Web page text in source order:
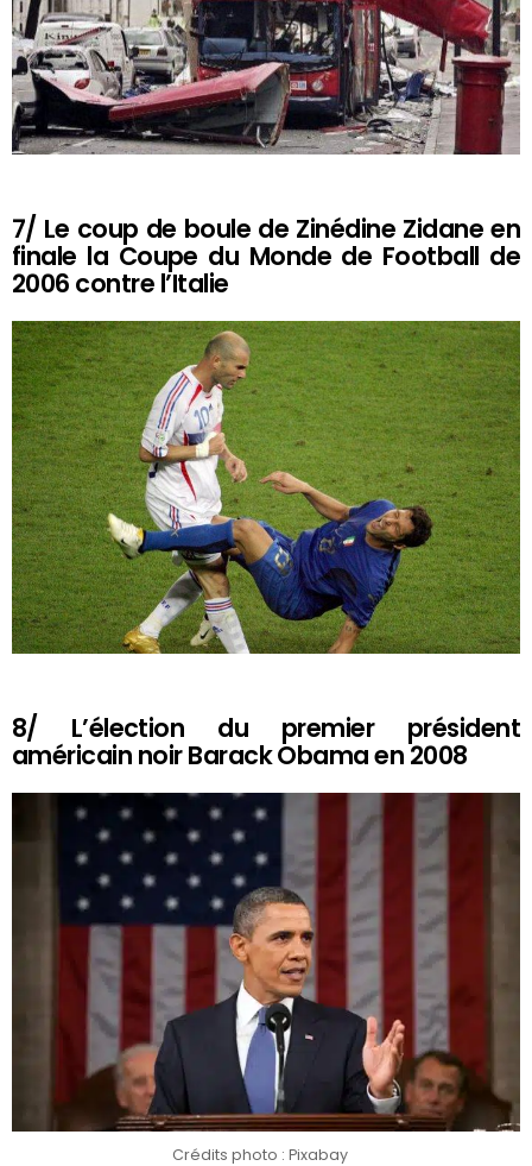
7/ Le coup de boule de Zinédine Zidane en
finale la Coupe du Monde de Football de
2006 contre l’Italie
8/ L’élection du premier président
américain noir Barack Obama en 2008
Crédits photo : Pixabay